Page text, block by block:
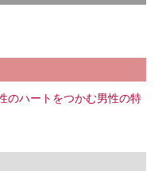
のハートをつかむ男性の特